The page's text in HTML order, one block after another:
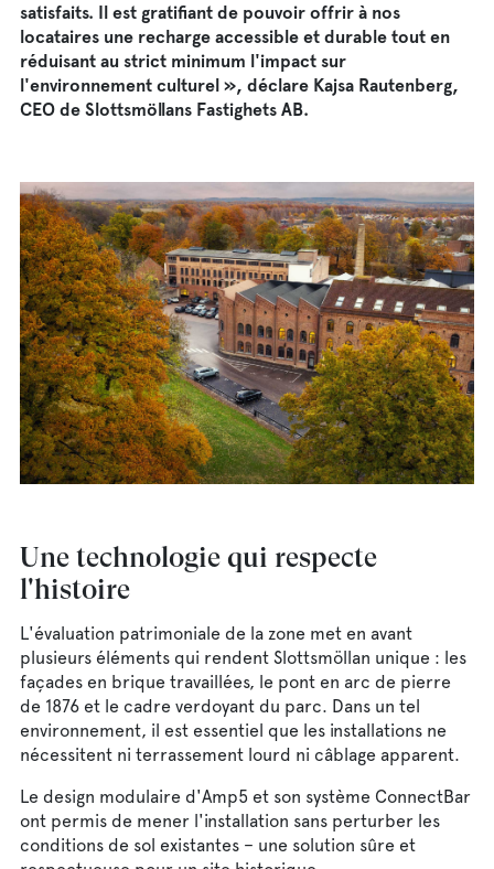
satisfaits. Il est gratifiant de pouvoir offrir à nos
locataires une recharge accessible et durable tout en
réduisant au strict minimum l'impact sur
l'environnement culturel », déclare Kajsa Rautenberg,
CEO de Slottsmöllans Fastighets AB.
Une technologie qui respecte
l'histoire
L'évaluation patrimoniale de la zone met en avant
plusieurs éléments qui rendent Slottsmöllan unique : les
façades en brique travaillées, le pont en arc de pierre
de 1876 et le cadre verdoyant du parc. Dans un tel
environnement, il est essentiel que les installations ne
nécessitent ni terrassement lourd ni câblage apparent.
Le design modulaire d'Amp5 et son système ConnectBar
ont permis de mener l'installation sans perturber les
conditions de sol existantes – une solution sûre et